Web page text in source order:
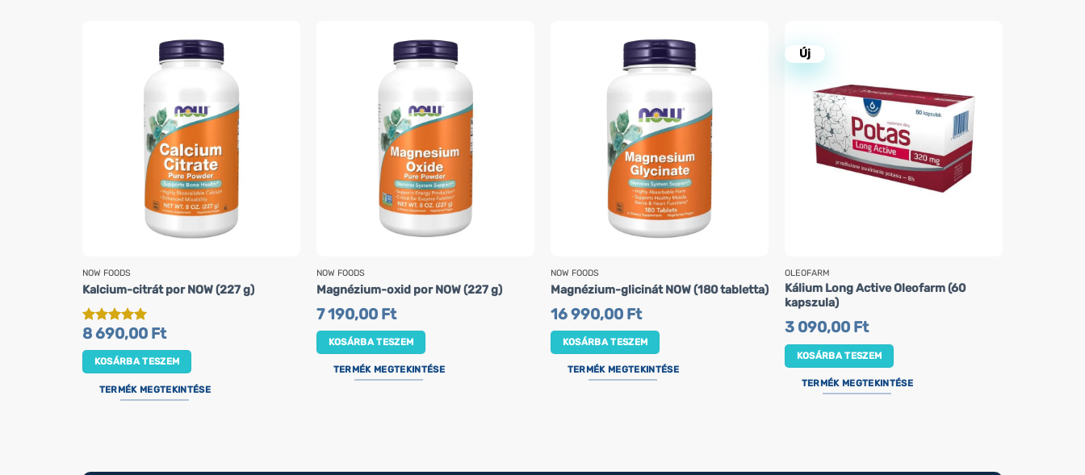
NOW FOODS
Kalcium-citrát por NOW (227 g)
Értékelés:5
8 690,00 Ft
KOSÁRBA TESZEM
TERMÉK MEGTEKINTÉSE
NOW FOODS
Magnézium-oxid por NOW (227 g)
7 190,00 Ft
KOSÁRBA TESZEM
TERMÉK MEGTEKINTÉSE
NOW FOODS
Magnézium-glicinát NOW (180 tabletta)
16 990,00 Ft
KOSÁRBA TESZEM
TERMÉK MEGTEKINTÉSE
Új
OLEOFARM
Kálium Long Active Oleofarm (60
kapszula)
3 090,00 Ft
KOSÁRBA TESZEM
TERMÉK MEGTEKINTÉSE